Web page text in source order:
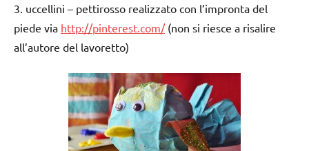
3. uccellini – pettirosso realizzato con l’impronta del
piede via http://pinterest.com/(non si riesce a risalire
all’autore del lavoretto)